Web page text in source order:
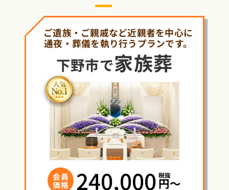
ご遺族・ご親戚など近親者を中心に
通夜・葬儀を執り行うプランです。
下野市で家族葬
会員
価格 240,000 税抜
円〜